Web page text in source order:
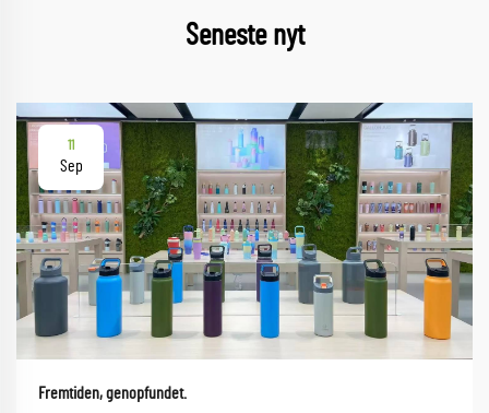
Seneste nyt
11
Sep
Fremtiden, genopfundet.